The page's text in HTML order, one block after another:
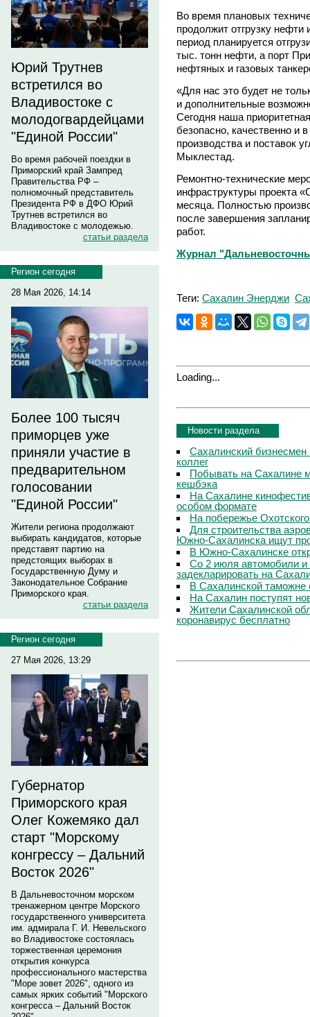
Юрий Трутнев
встретился во
Владивостоке с
молодогвардейцами
"Единой России"
Во время рабочей поездки в
Приморский край Зампред
Правительства РФ –
полномочный представитель
Президента РФ в ДФО Юрий
Трутнев встретился во
Владивостоке с молодежью.
статьи раздела
Регион сегодня
28 Мая 2026, 14:14
Более 100 тысяч
приморцев уже
приняли участие в
предварительном
голосовании
"Единой России"
Жители региона продолжают
выбирать кандидатов, которые
представят партию на
предстоящих выборах в
Государственную Думу и
Законодательное Собрание
Приморского края.
статьи раздела
Регион сегодня
27 Мая 2026, 13:29
Губернатор
Приморского края
Олег Кожемяко дал
старт "Морскому
конгрессу – Дальний
Восток 2026"
В Дальневосточном морском
тренажерном центре Морского
государственного университета
им. адмирала Г. И. Невельского
во Владивостоке состоялась
торжественная церемония
открытия конкурса
профессионального мастерства
"Море зовет 2026", одного из
самых ярких событий "Морского
конгресса – Дальний Восток
Во время плановых
продолжит отгрузку нефти
период планируется
тыс. тонн нефти, а порт
нефтяных и газовых
«Для нас это будет не
и дополнительные
Сегодня наша
безопасно, качественно и
производства и поставок
Мыклестад.
Ремонтно-технические
инфраструктуры проекта
месяца. Полностью
после завершения
работ.
Журнал
Теги: Сахалин Энерджи
Loading...
Новости раздела
Сахалинский бизнесмен
коллег
Побывать на Сахалине
кешбэка
На Сахалине
особом формате
На побережье
Для строительства
Южно-Сахалинска ищут
В Южно-Сахалинске
Со 2 июля автомобили
задекларировать на
В Сахалинской таможне
На Сахалин поступят
Жители Сахалинской
коронавирус бесплатно